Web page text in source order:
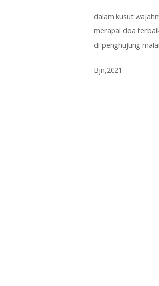
dalam kusut
merapal doa
di penghujung
Bjn,2021